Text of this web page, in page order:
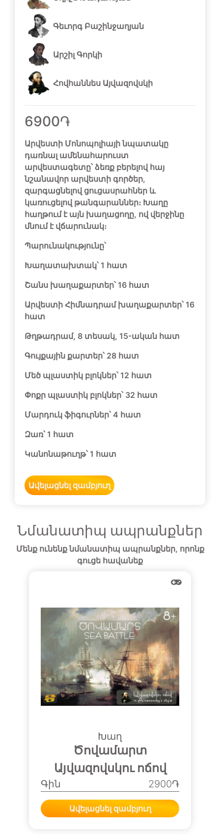
Գեւորգ Բաշինջաղյան
Արշիլ Գորկի
Հովհաննես Այվազովսկի
6900֏
Արվեստի Մոնոպոլիայի նպատակը
դառնալ ամենահարուստ
արվեստագետը՝ ձեռք բերելով հայ
նշանավոր արվեստի գործեր,
զարգացնելով ցուցասրահներ և
կառուցելով թանգարաններ։ Խաղը
հաղթում է այն խաղացողը, ով վերջինը
մնում է վճարունակ։
Պարունակությունը՝
Խաղատախտակ՝ 1 հատ
Շանս խաղաքարտեր՝ 16 հատ
Արվեստի Հիմնադրամ խաղաքարտեր՝ 16
հատ
Թղթադրամ, 8 տեսակ, 15-ական հատ
Գույքային քարտեր՝ 28 հատ
Մեծ պլաստիկ բլոկներ՝ 12 հատ
Փոքր պլաստիկ բլոկներ՝ 32 հատ
Մարդուկ ֆիգուրներ՝ 4 հատ
Զառ՝ 1 հատ
Կանոնաթուղթ՝ 1 հատ
Ավելացնել զամբյուղ
Նմանատիպ ապրանքներ
Մենք ունենք նմանատիպ ապրանքներ, որոնք
գուցե հավանեք
Խաղ
Ծովամարտ
Այվազովսկու ոճով
Գին 2900֏
Ավելացնել զամբյուղ